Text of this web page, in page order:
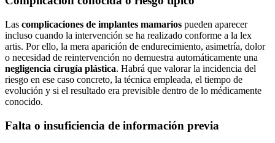
Las complicaciones de implantes mamarios pueden aparecer
incluso cuando la intervención se ha realizado conforme a la lex
artis. Por ello, la mera aparición de endurecimiento, asimetría, dolor
o necesidad de reintervención no demuestra automáticamente una
negligencia cirugía plástica. Habrá que valorar la incidencia del
riesgo en ese caso concreto, la técnica empleada, el tiempo de
evolución y si el resultado era previsible dentro de lo médicamente
conocido.
Falta o insuficiencia de información previa